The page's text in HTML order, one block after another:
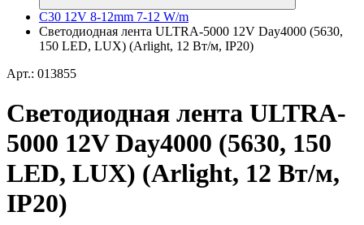
C30 12V 8-12mm 7-12 W/m
Светодиодная лента ULTRA-5000 12V Day4000 (5630,
150 LED, LUX) (Arlight, 12 Вт/м, IP20)
Арт.: 013855
Светодиодная лента ULTRA-
5000 12V Day4000 (5630, 150
LED, LUX) (Arlight, 12 Вт/м,
IP20)